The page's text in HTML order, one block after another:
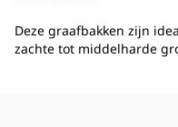
Deze graafbakken zijn
zachte tot middelharde